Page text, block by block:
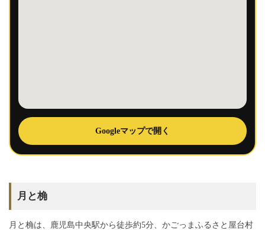
Googleマップで開く
月と桷
月と桷は、鹿児島中央駅から徒歩約5分、かごっまふるさと屋台村